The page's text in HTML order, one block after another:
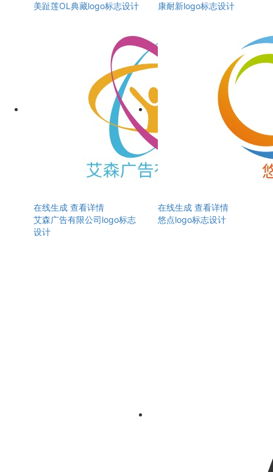
美趾莲OL典藏logo标志设计
康耐新logo标志设计
在线生成 查看详情
艾森广告有限公司logo标志
设计
在线生成 查看详情
悠点logo标志设计